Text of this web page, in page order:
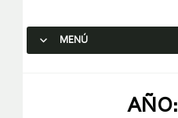
MENÚ
AÑO: